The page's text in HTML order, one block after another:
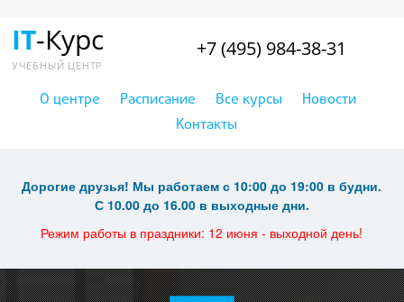
IT-Курс
УЧЕБНЫЙ ЦЕНТР
О центре Расписание Все курсы
Новости
Контакты
+7 (495) 984-38-31
Дорогие друзья! Мы работаем с 10:00 до 19:00 в будни.
С 10.00 до 16.00 в выходные дни.
Режим работы в праздники: 12 июня - выходной день!